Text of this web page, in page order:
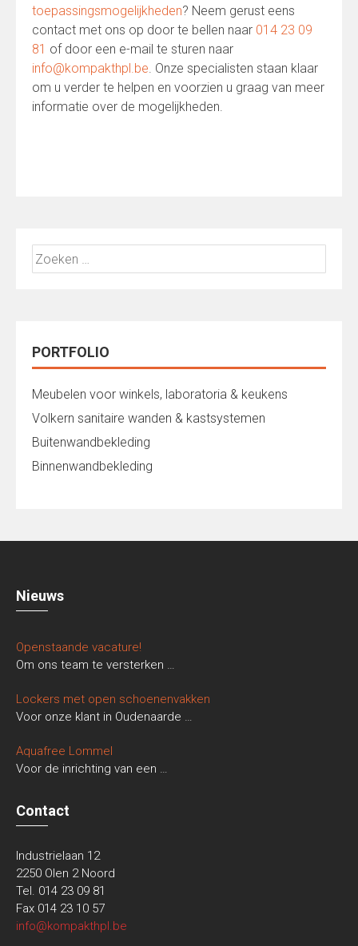
toepassingsmogelijkheden? Neem gerust eens
contact met ons op door te bellen naar 014 23 09
81 of door een e-mail te sturen naar
info@kompakthpl.be. Onze specialisten staan klaar
om u verder te helpen en voorzien u graag van meer
informatie over de mogelijkheden.
Zoeken
naar:
PORTFOLIO
Meubelen voor winkels, laboratoria & keukens
Volkern sanitaire wanden & kastsystemen
Buitenwandbekleding
Binnenwandbekleding
Nieuws
Openstaande vacature!
Om ons team te versterken …
Lockers met open schoenenvakken
Voor onze klant in Oudenaarde …
Aquafree Lommel
Voor de inrichting van een …
Contact
Industrielaan 12
2250 Olen 2 Noord
Tel. 014 23 09 81
Fax 014 23 10 57
info@kompakthpl.be